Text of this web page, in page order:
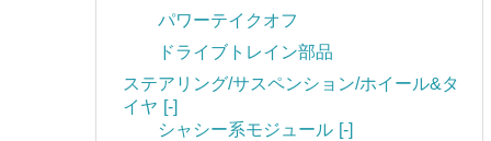
パワーテイクオフ
ドライブトレイン部品
ステアリング/サスペンション/ホイール&タ
イヤ [-]
シャシー系モジュール [-]